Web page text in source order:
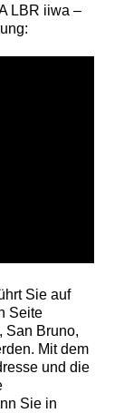
LBR iiwa –
Sie auf
Seite
San Bruno,
Mit dem
und die
Sie in